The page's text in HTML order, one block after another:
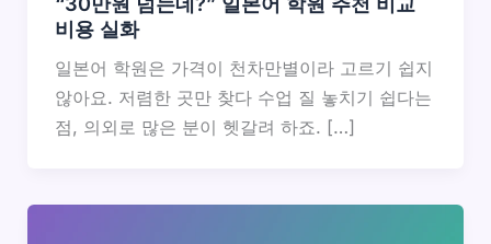
비용 실화
일본어 학원은 가격이 천차만별이라 고르기 쉽지
않아요. 저렴한 곳만 찾다 수업 질 놓치기 쉽다는
점, 의외로 많은 분이 헷갈려 하죠. […]